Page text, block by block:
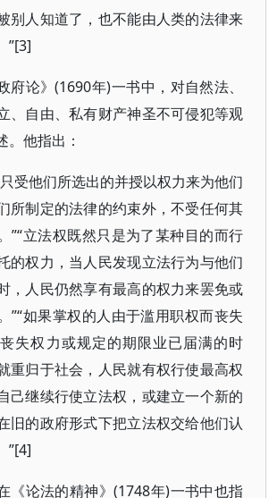
别人知道了，也不能由人类的法律来
”[3]
府论》(1690年)一书中，对自然法、
、自由、私有财产神圣不可侵犯等观
。他指出：
受他们所选出的并授以权力来为他们
所制定的法律的约束外，不受任何其
”“立法权既然只是为了某种目的而行
的权力，当人民发现立法行为与他们
，人民仍然享有最高的权力来罢免或
”“如果掌权的人由于滥用职权而丧失
失权力或规定的期限业已届满的时
重归于社会，人民就有权行使最高权
己继续行使立法权，或建立一个新的
旧的政府形式下把立法权交给他们认
”[4]
《论法的精神》(1748年)一书中也指